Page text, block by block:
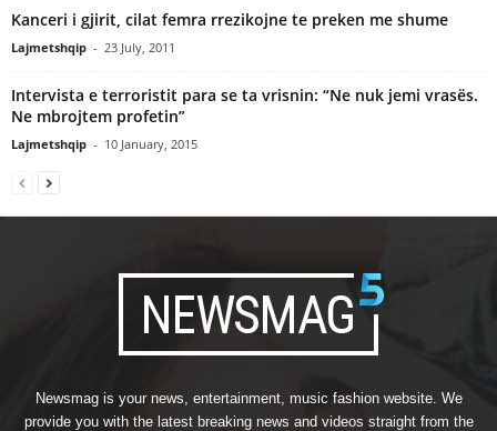
Kanceri i gjirit, cilat femra rrezikojne te preken me shume
Lajmetshqip - 23 July, 2011
Intervista e terroristit para se ta vrisnin: “Ne nuk jemi vrasës.
Ne mbrojtem profetin”
Lajmetshqip - 10 January, 2015
Newsmag is your news, entertainment, music fashion website. We
provide you with the latest breaking news and videos straight from the